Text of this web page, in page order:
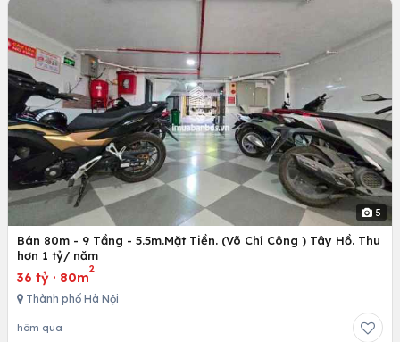
5
Bán 80m - 9 Tầng - 5.5m.Mặt Tiền. (Võ Chí Công ) Tây Hồ. Thu
hơn 1 tỷ/ năm
36 tỷ · 80m
2
Thành phố Hà Nội
hôm qua